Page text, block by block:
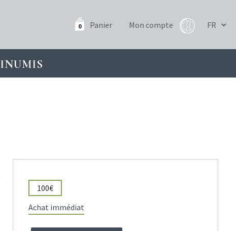
0 Panier Mon compte
INUMIS
100€
Achat immédiat